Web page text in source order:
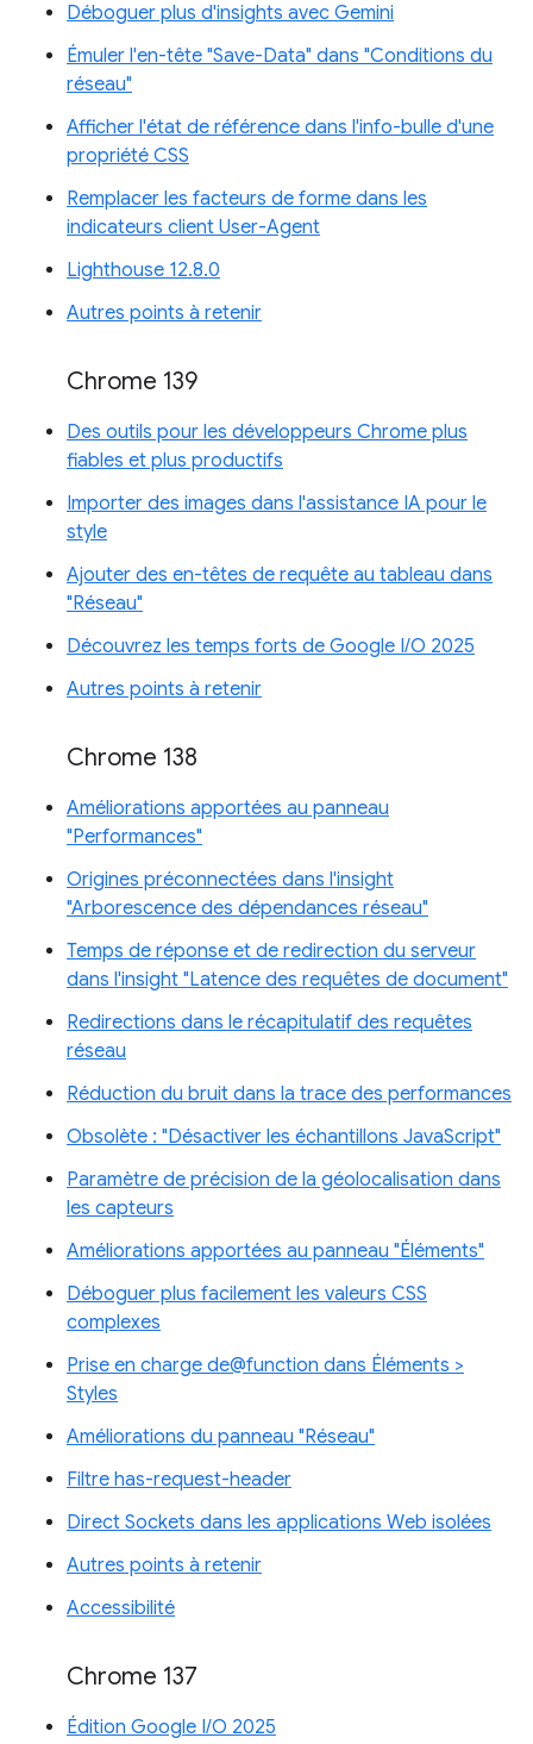
Déboguer plus d'insights avec Gemini
Émuler l'en-tête "Save-Data" dans "Conditions du
réseau"
Afficher l'état de référence dans l'info-bulle d'une
propriété CSS
Remplacer les facteurs de forme dans les
indicateurs client User-Agent
Lighthouse 12.8.0
Autres points à retenir
Chrome 139
Des outils pour les développeurs Chrome plus
fiables et plus productifs
Importer des images dans l'assistance IA pour le
style
Ajouter des en-têtes de requête au tableau dans
"Réseau"
Découvrez les temps forts de Google I/O 2025
Autres points à retenir
Chrome 138
Améliorations apportées au panneau
"Performances"
Origines préconnectées dans l'insight
"Arborescence des dépendances réseau"
Temps de réponse et de redirection du serveur
dans l'insight "Latence des requêtes de document"
Redirections dans le récapitulatif des requêtes
réseau
Réduction du bruit dans la trace des performances
Obsolète : "Désactiver les échantillons JavaScript"
Paramètre de précision de la géolocalisation dans
les capteurs
Améliorations apportées au panneau "Éléments"
Déboguer plus facilement les valeurs CSS
complexes
Prise en charge de@function dans Éléments >
Styles
Améliorations du panneau "Réseau"
Filtre has-request-header
Direct Sockets dans les applications Web isolées
Autres points à retenir
Accessibilité
Chrome 137
Édition Google I/O 2025